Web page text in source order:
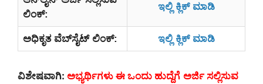
ಲಿಂಕ್:
ಇಲ್ಲಿ ಕ್ಲಿಕ್ ಮಾಡಿ
ಅಧಿಕೃತ ವೆಬ್‌ಸೈಟ್‌ ಲಿಂಕ್: ಇಲ್ಲಿ ಕ್ಲಿಕ್ ಮಾಡಿ
ವಿಶೇಷವಾಗಿ: ಅಭ್ಯರ್ಥಿಗಳು ಈ ಒಂದು ಹುದ್ದೆಗೆ ಅರ್ಜಿ ಸಲ್ಲಿಸುವ